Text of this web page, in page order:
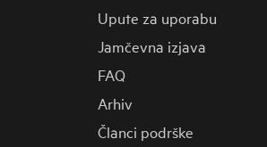
Upute za uporabu
Jamčevna izjava
FAQ
Arhiv
Članci podrške